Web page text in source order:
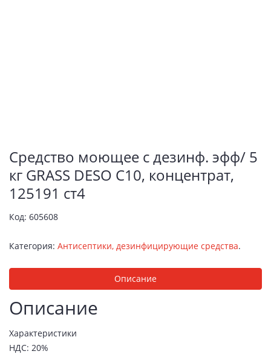
Средство моющее c дезинф. эфф/ 5
кг GRASS DESO C10, концентрат,
125191 ст4
Код: 605608
Категория: Антисептики, дезинфицирующие средства.
Описание
Описание
Характеристики
НДС: 20%